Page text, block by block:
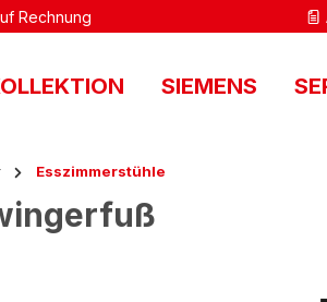
Rechnung
SIEMENS
Esszimmerstühle